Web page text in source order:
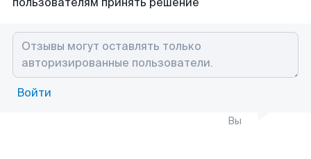
Войти
Вы